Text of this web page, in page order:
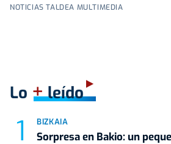
NOTICIAS TALDEA MULTIMEDIA
Lo +leído
BIZKAIA
Sorpresa en Bakio: un